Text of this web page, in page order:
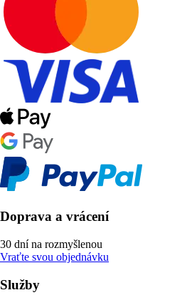
Doprava a vrácení
30 dní na rozmyšlenou
Vraťte svou objednávku
Služby